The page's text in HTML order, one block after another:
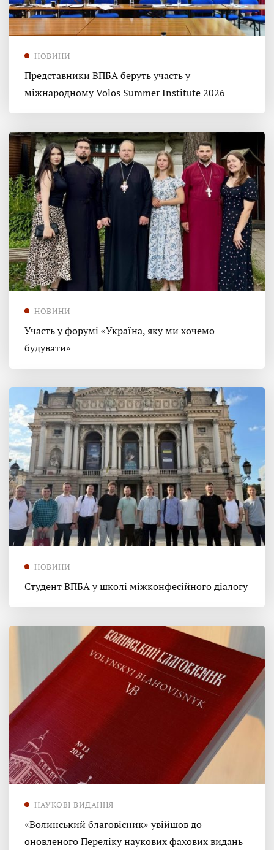
НОВИНИ
Представники ВПБА беруть участь у
міжнародному Volos Summer Institute 2026
НОВИНИ
Участь у форумі «Україна, яку ми хочемо
будувати»
НОВИНИ
Студент ВПБА у школі міжконфесійного діалогу
НАУКОВІ ВИДАННЯ
«Волинський благовісник» увійшов до
оновленого Переліку наукових фахових видань